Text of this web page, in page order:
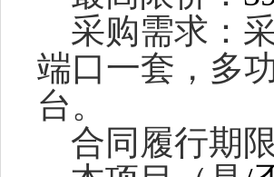
采购需求：
端口一套，多
台。
合同履行期限